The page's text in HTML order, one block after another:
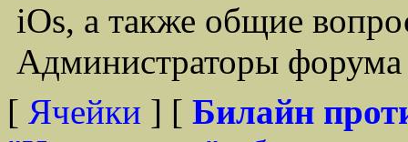
iOs, а также общие
Администраторы
[ Ячейки ] [ Билайн